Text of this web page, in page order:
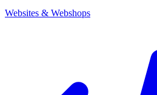
Websites & Webshops